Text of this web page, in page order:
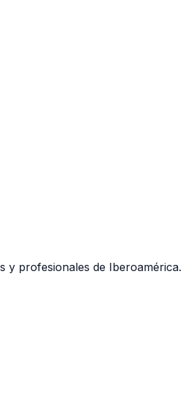
y profesionales de Iberoamérica.